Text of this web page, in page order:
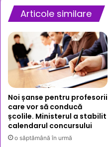
Articole similare
Noi șanse pentru profesorii
care vor să conducă
școlile. Ministerul a stabilit
calendarul concursului
o săptămână în urmă